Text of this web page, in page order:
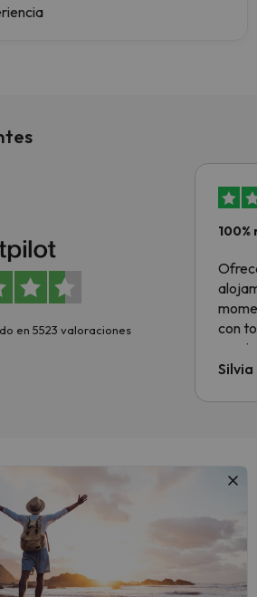
en 5523 valoraciones
con